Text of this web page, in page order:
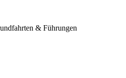
& Führungen